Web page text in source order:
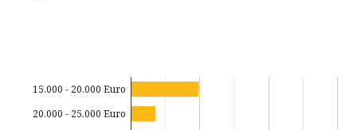
15.000 - 20.000 Euro
20.000 - 25.000 Euro